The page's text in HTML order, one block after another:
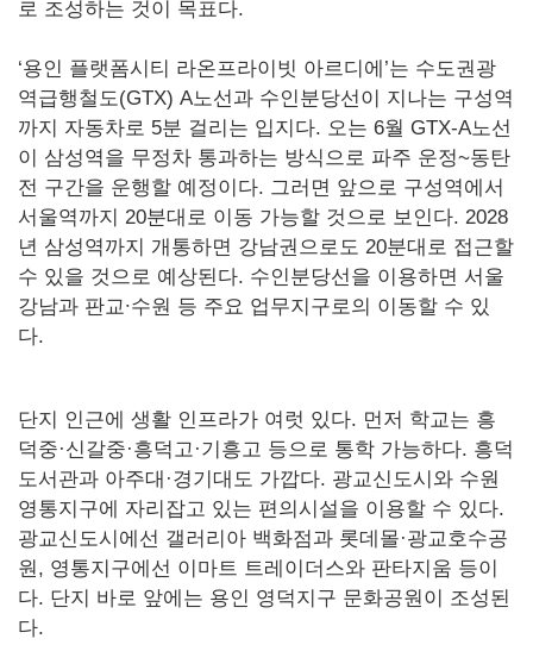
로 조성하는 것이 목표다.
‘용인 플랫폼시티 라온프라이빗 아르디에’는 수도권광
역급행철도(GTX) A노선과 수인분당선이 지나는 구성역
까지 자동차로 5분 걸리는 입지다. 오는 6월 GTX-A노선
이 삼성역을 무정차 통과하는 방식으로 파주 운정~동탄
전 구간을 운행할 예정이다. 그러면 앞으로 구성역에서
서울역까지 20분대로 이동 가능할 것으로 보인다. 2028
년 삼성역까지 개통하면 강남권으로도 20분대로 접근할
수 있을 것으로 예상된다. 수인분당선을 이용하면 서울
강남과 판교∙수원 등 주요 업무지구로의 이동할 수 있
다.
단지 인근에 생활 인프라가 여럿 있다. 먼저 학교는 흥
덕중·신갈중·흥덕고·기흥고 등으로 통학 가능하다. 흥덕
도서관과 아주대·경기대도 가깝다. 광교신도시와 수원
영통지구에 자리잡고 있는 편의시설을 이용할 수 있다.
광교신도시에선 갤러리아 백화점과 롯데몰·광교호수공
원, 영통지구에선 이마트 트레이더스와 판타지움 등이
다. 단지 바로 앞에는 용인 영덕지구 문화공원이 조성된
다.